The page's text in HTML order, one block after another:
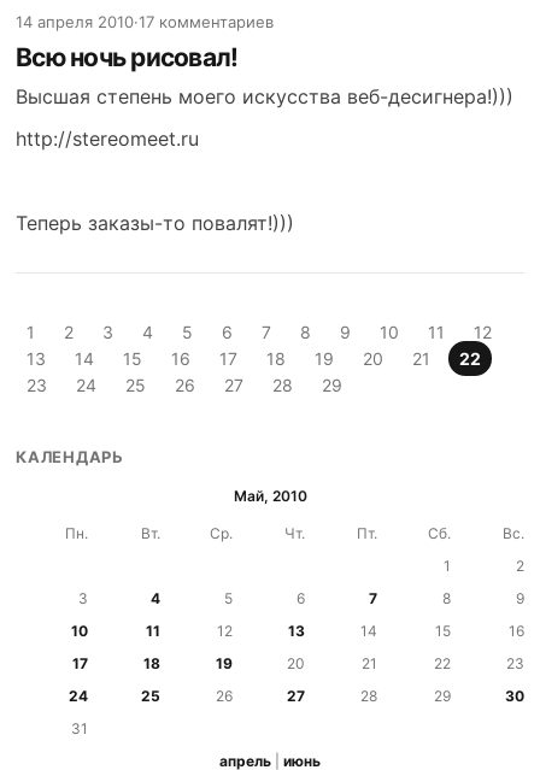
14 апреля 2010·17 комментариев
Всю ночь рисовал!
Высшая степень моего искусства веб-десигнера!)))
http://stereomeet.ru
Теперь заказы-то повалят!)))
1 2 3 4 5 6 7 8 9 10 11
12
13
14 15 16 17 18 19 20 21
22
23
24 25 26 27 28 29
КАЛЕНДАРЬ
Май, 2010
Пн. Вт. Ср. Чт. Пт. Сб.
Вс.
1
2
3
4 5 6 7 8
9
10
11 12 13 14 15
16
17
18 19 20 21 22
23
24
25 26 27 28 29
30
31
апрель
июнь